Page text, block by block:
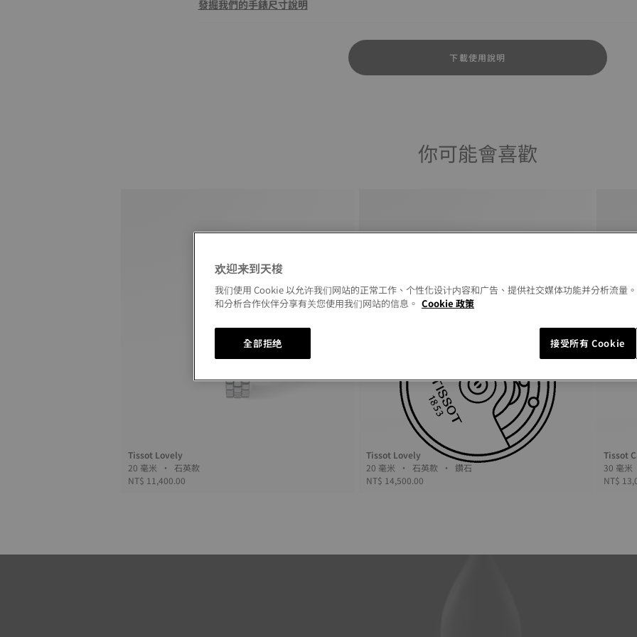
發掘我們的手錶尺寸說明
下載使用說明
你可能會喜歡
Tissot Lovely
20 毫米 • 石英款
NT$ 11,400.00
Tissot Lovely
20 毫米 • 石英款 • 鑽石
NT$ 14,500.00
Tissot
NT$
欢迎来到天梭
我们使用 Cookie 以允许我们网站的正常工作、个性化设计内容和广告、提供社交媒体功能并分析流量
和分析合作伙伴分享有关您使用我们网站的信息。 Cookie 政策
全部拒绝 接受所有 Cookie